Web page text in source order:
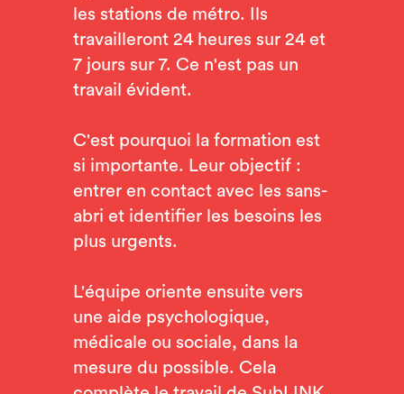
les stations de métro. Ils
travailleront 24 heures sur 24 et
7 jours sur 7. Ce n'est pas un
travail évident.
C'est pourquoi la formation est
si importante. Leur objectif :
entrer en contact avec les sans-
abri et identifier les besoins les
plus urgents.
L'équipe oriente ensuite vers
une aide psychologique,
médicale ou sociale, dans la
mesure du possible. Cela